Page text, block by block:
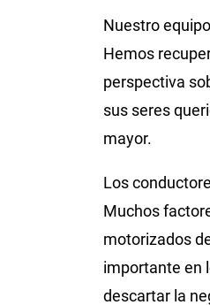
Nuestro
Hemos
perspectiva
sus seres
mayor.
Los
Muchos
motorizados
importante en
descartar la